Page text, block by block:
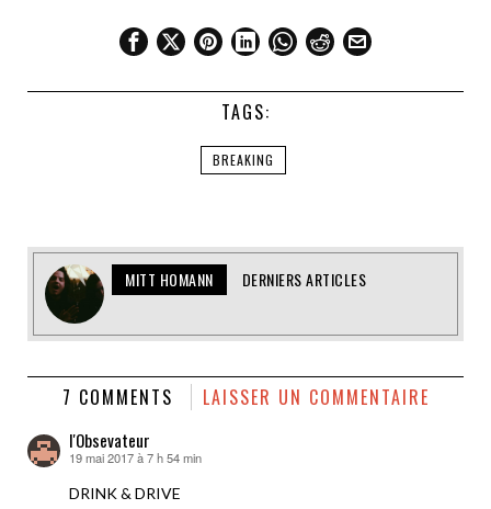
TAGS:
BREAKING
MITT HOMANN DERNIERS ARTICLES
7 COMMENTS LAISSER UN COMMENTAIRE
l'Obsevateur
dit :
19 mai 2017 à 7 h 54 min
DRINK & DRIVE